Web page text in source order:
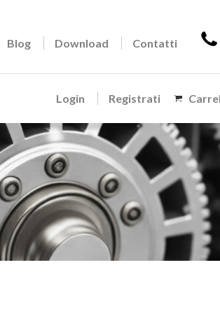
Blog Download Contatti
Login Registrati